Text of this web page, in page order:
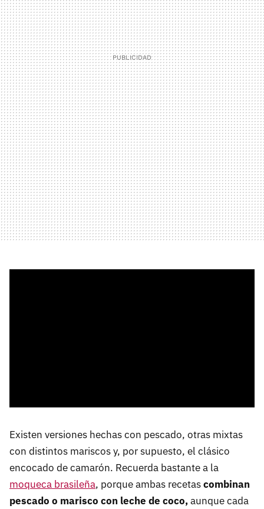
Existen versiones hechas con pescado, otras mixtas
con distintos mariscos y, por supuesto, el clásico
encocado de camarón. Recuerda bastante a la
moqueca brasileña, porque ambas recetascombinan
pescado o marisco con leche de coco,aunque cada